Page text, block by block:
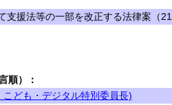
支援法等の一部を改正する法律案（
順）：
こども・デジタル特別委員長)